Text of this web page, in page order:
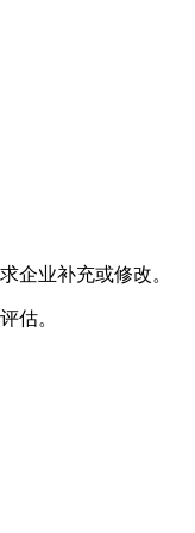
企业补充或修改。
估。